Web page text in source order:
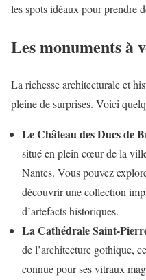
les spots idéaux pour prendre
Les monuments à
La richesse architecturale et
pleine de surprises. Voici
Le Château des Ducs de
situé en plein cœur de la
Nantes. Vous pouvez
découvrir une collection
d’artefacts historiques.
La Cathédrale Saint-
de l’architecture gothique,
connue pour ses vitraux